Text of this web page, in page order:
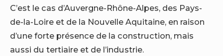
C’est le cas d’Auvergne-Rhône-Alpes, des Pays-
de-la-Loire et de la Nouvelle Aquitaine, en raison
d’une forte présence de la construction, mais
aussi du tertiaire et de l’industrie.